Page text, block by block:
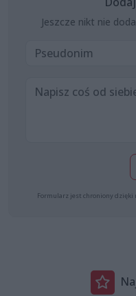
Jeszcze nikt nie
Formularz jest chroniony dzięki